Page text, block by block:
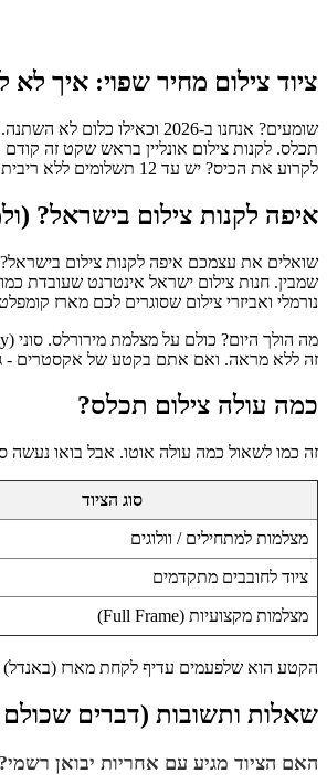
ציוד צילום מחיר שפוי: איך לא
שומעים? אנחנו ב-2026
תכלס. לקנות צילום אונליין בראש שקט זה
לקרוע את הכיס? יש עד 12 תשלומים ללא ריבית. אשכרה בלי ריבית.
איפה לקנות צילום בישראל?
שואלים את עצמכם איפה לקנות צילום
שמבין. חנות צילום ישראל אינטרנט שעובדת
נורמלי ואביזרי צילום שסוגרים לכם מארז
זה ללא מראה. ואם אתם בקטע של אקסטרים -
כמה עולה צילום תכלס?
זה כמו לשאול כמה עולה אוטו. אבל בואו נעשה
סוג הציוד
מצלמות למתחילים / וולוגים
ציוד לחובבים מתקדמים
מצלמות מקצועיות (Full Frame)
הקטע הוא שלפעמים עדיף לקחת מארז (באנדל)
שאלות ותשובות (דברים
האם הציוד מגיע עם אחריות יבואן רשמי?